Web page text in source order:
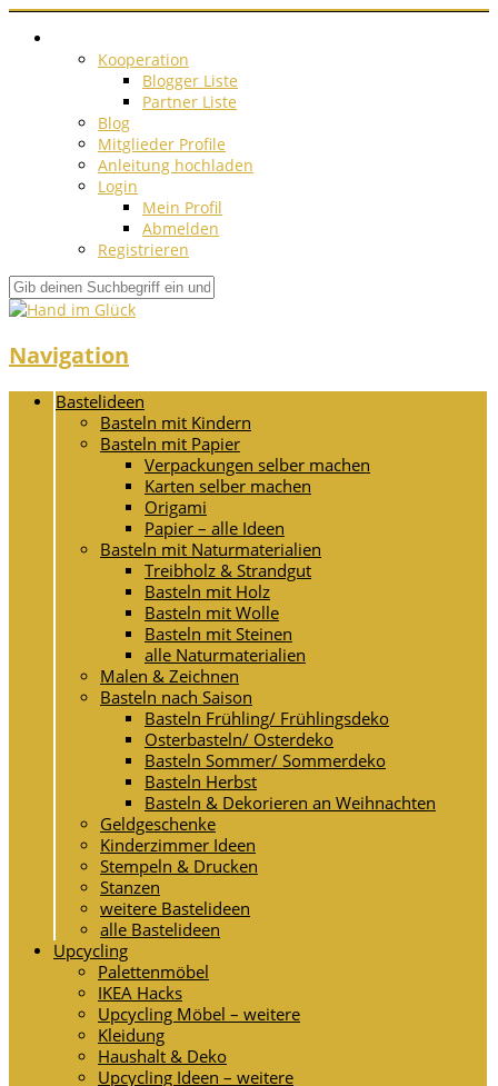
Kooperation
Blogger Liste
Partner Liste
Blog
Mitglieder Profile
Anleitung hochladen
Login
Mein Profil
Abmelden
Registrieren
Navigation
Bastelideen
Basteln mit Kindern
Basteln mit Papier
Verpackungen selber machen
Karten selber machen
Origami
Papier – alle Ideen
Basteln mit Naturmaterialien
Treibholz & Strandgut
Basteln mit Holz
Basteln mit Wolle
Basteln mit Steinen
alle Naturmaterialien
Malen & Zeichnen
Basteln nach Saison
Basteln Frühling/ Frühlingsdeko
Osterbasteln/ Osterdeko
Basteln Sommer/ Sommerdeko
Basteln Herbst
Basteln & Dekorieren an Weihnachten
Geldgeschenke
Kinderzimmer Ideen
Stempeln & Drucken
Stanzen
weitere Bastelideen
alle Bastelideen
Upcycling
Palettenmöbel
IKEA Hacks
Upcycling Möbel – weitere
Kleidung
Haushalt & Deko
Upcycling Ideen – weitere